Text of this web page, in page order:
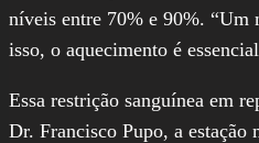
níveis entre 70% e 90%. “Um
isso, o aquecimento é
Essa restrição sanguínea em
Dr. Francisco Pupo, a estação